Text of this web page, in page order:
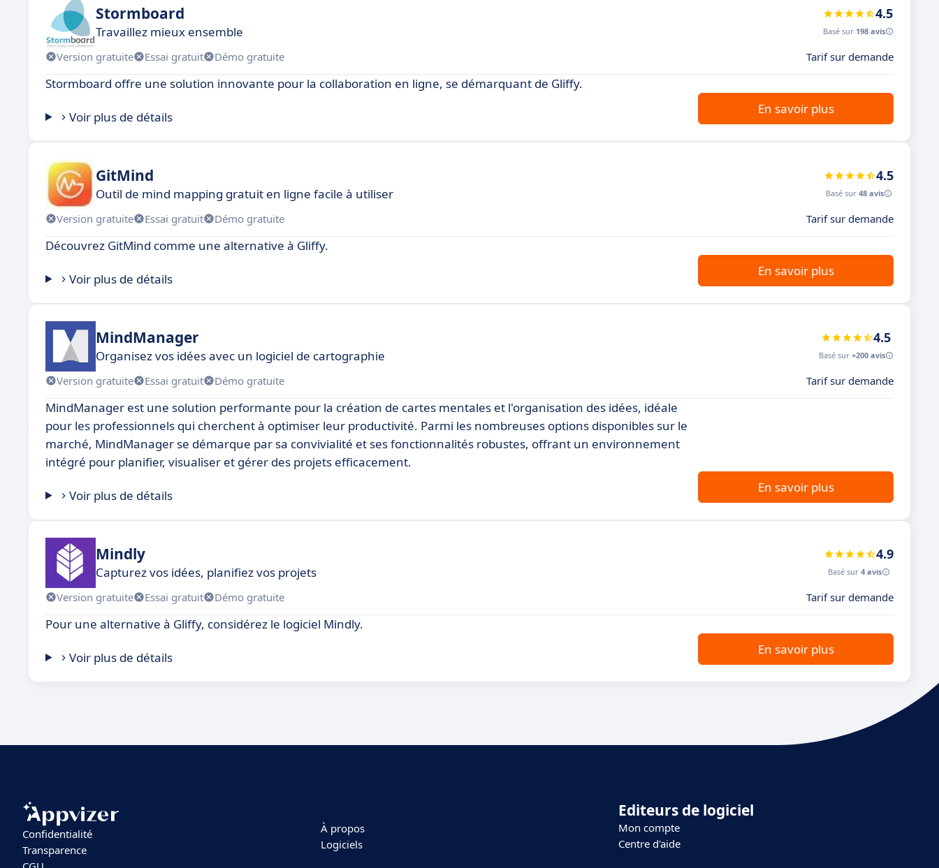
Stormboard
Travaillez mieux ensemble
4.5
Basé sur 198 avis
Version gratuite Essai gratuit Démo gratuite Tarif sur demande
Stormboard offre une solution innovante pour la collaboration en ligne, se démarquant de Gliffy.
Voir plus de détails
En savoir plus
GitMind
Outil de mind mapping gratuit en ligne facile à utiliser
4.5
Basé sur 48 avis
Version gratuite Essai gratuit Démo gratuite Tarif sur demande
Découvrez GitMind comme une alternative à Gliffy.
Voir plus de détails
En savoir plus
MindManager
Organisez vos idées avec un logiciel de cartographie
4.5
Basé sur +200 avis
Version gratuite Essai gratuit Démo gratuite Tarif sur demande
MindManager est une solution performante pour la création de cartes mentales et l'organisation des idées, idéale
pour les professionnels qui cherchent à optimiser leur productivité. Parmi les nombreuses options disponibles sur le
marché, MindManager se démarque par sa convivialité et ses fonctionnalités robustes, offrant un environnement
intégré pour planifier, visualiser et gérer des projets efficacement.
Voir plus de détails
En savoir plus
Mindly
Capturez vos idées, planifiez vos projets
4.9
Basé sur 4 avis
Version gratuite Essai gratuit Démo gratuite Tarif sur demande
Pour une alternative à Gliffy, considérez le logiciel Mindly.
Voir plus de détails
En savoir plus
Confidentialité
Transparence
À propos
Logiciels
Editeurs de logiciel
Mon compte
Centre d'aide